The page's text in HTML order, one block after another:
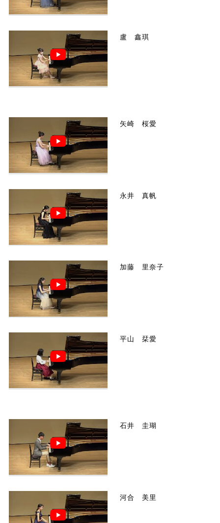
盧 鑫琪
矢崎 桜愛
永井 真帆
加藤 里奈子
平山 栞愛
石井 圭瑚
河合 美里